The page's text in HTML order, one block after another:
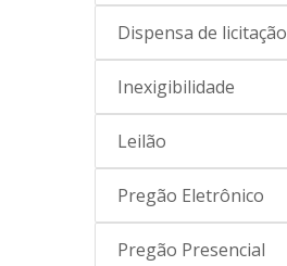
Dispensa de licitação
Inexigibilidade
Leilão
Pregão Eletrônico
Pregão Presencial